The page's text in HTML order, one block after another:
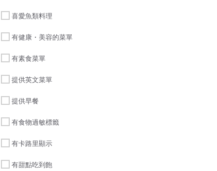
喜愛魚類料理
有健康・美容的菜單
有素食菜單
提供英文菜單
提供早餐
有食物過敏標籤
有卡路里顯示
有甜點吃到飽